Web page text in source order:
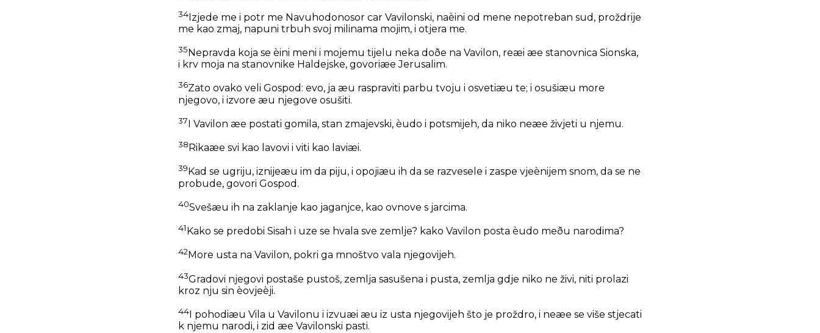
34Izjede me i potr me Navuhodonosor car Vavilonski, naèini od mene nepotreban sud, proždrije
me kao zmaj, napuni trbuh svoj milinama mojim, i otjera me.
35 Nepravda koja se èini meni i mojemu tijelu neka doðe na Vavilon, reæi æe stanovnica Sionska,
i krv moja na stanovnike Haldejske, govoriæe Jerusalim.
36Zato ovako veli Gospod: evo, ja æu raspraviti parbu tvoju i osvetiæu te; i osušiæu more
njegovo, i izvore æu njegove osušiti.
37I Vavilon æe postati gomila, stan zmajevski, èudo i potsmijeh, da niko neæe živjeti u njemu.
38 Rikaæe svi kao lavovi i viti kao laviæi.
39 Kad se ugriju, iznijeæu im da piju, i opojiæu ih da se razvesele i zaspe vjeènijem snom, da se ne
probude, govori Gospod.
40Svešæu ih na zaklanje kao jaganjce, kao ovnove s jarcima.
41 Kako se predobi Sisah i uze se hvala sve zemlje? kako Vavilon posta èudo meðu narodima?
42More usta na Vavilon, pokri ga mnoštvo vala njegovijeh.
43Gradovi njegovi postaše pustoš, zemlja sasušena i pusta, zemlja gdje niko ne živi, niti prolazi
kroz nju sin èovjeèji.
44 I pohodiæu Vila u Vavilonu i izvuæi æu iz usta njegovijeh što je proždro, i neæe se više stjecati
k njemu narodi, i zid æe Vavilonski pasti.